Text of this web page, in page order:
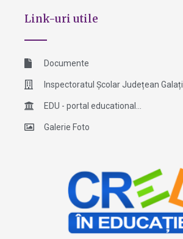
Link-uri utile
Documente
Inspectoratul Școlar Județean Galați
EDU - portal educational...
Galerie Foto